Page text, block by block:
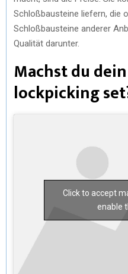
Schloßbausteine liefern, die
Schloßbausteine anderer
Qualität darunter.
Machst du
lockpicking
Click to accept
enable